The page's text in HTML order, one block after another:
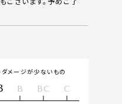
メージが少ないもの
B BC C